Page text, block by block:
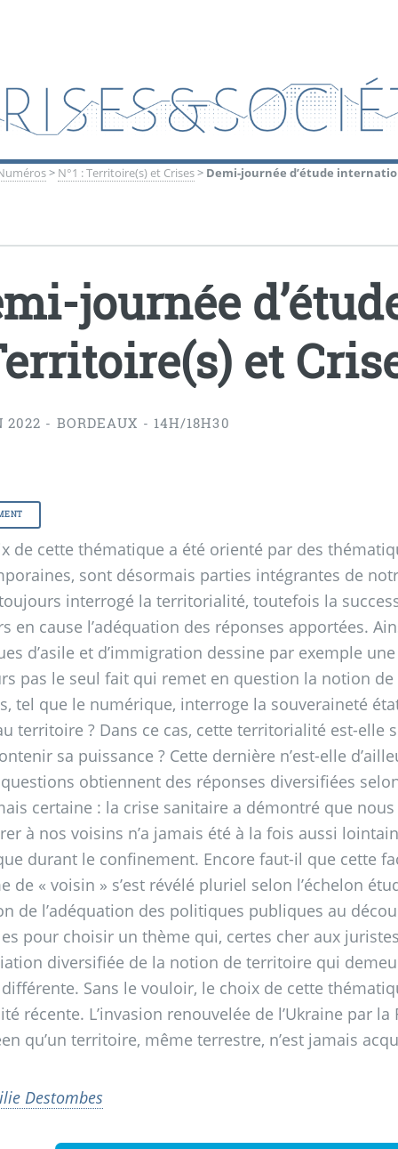
> N°1 : Territoire(s) et Crises> Demi-journée d’étude
journée
et
2022 - BORDEAUX - 14H/18H30
de cette thématique a été orienté par des
sont désormais parties intégrantes de
interrogé la territorialité, toutefois la
en cause l’adéquation des réponses apportées.
d’asile et d’immigration dessine par exemple
pas le seul fait qui remet en question la notion
tel que le numérique, interroge la souveraineté
territoire ? Dans ce cas, cette territorialité est-elle
sa puissance ? Cette dernière n’est-elle
obtiennent des réponses diversifiées
certaine : la crise sanitaire a démontré que
à nos voisins n’a jamais été à la fois aussi
durant le confinement. Encore faut-il que cette
de « voisin » s’est révélé pluriel selon l’échelon
de l’adéquation des politiques publiques au
pour choisir un thème qui, certes cher aux
diversifiée de la notion de territoire qui
Sans le vouloir, le choix de cette
récente. L’invasion renouvelée de l’Ukraine par
qu’un territoire, même terrestre, n’est jamais
Destombes